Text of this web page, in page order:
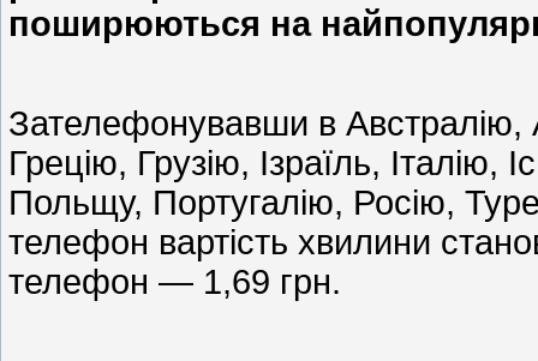
поширюються на
Зателефонувавши в Австралію,
Грецію, Грузію, Ізраїль, Італію,
Польщу, Португалію, Росію,
телефон вартість хвилини
телефон — 1,69 грн.